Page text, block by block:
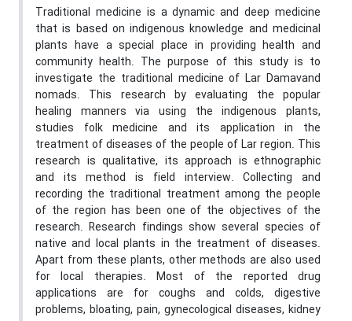
Traditional medicine is a dynamic and deep medicine
that is based on indigenous knowledge and medicinal
plants have a special place in providing health and
community health. The purpose of this study is to
investigate the traditional medicine of Lar Damavand
nomads. This research by evaluating the popular
healing manners via using the indigenous plants,
studies folk medicine and its application in the
treatment of diseases of the people of Lar region. This
research is qualitative, its approach is ethnographic
and its method is field interview. Collecting and
recording the traditional treatment among the people
of the region has been one of the objectives of the
research. Research findings show several species of
native and local plants in the treatment of diseases.
Apart from these plants, other methods are also used
for local therapies. Most of the reported drug
applications are for coughs and colds, digestive
problems, bloating, pain, gynecological diseases, kidney